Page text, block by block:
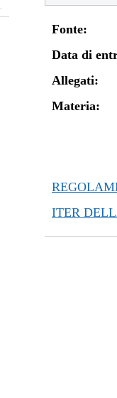
Fonte:
Data di
Allegati:
Materia:
ITER